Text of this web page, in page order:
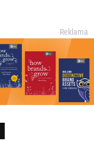
Reklama